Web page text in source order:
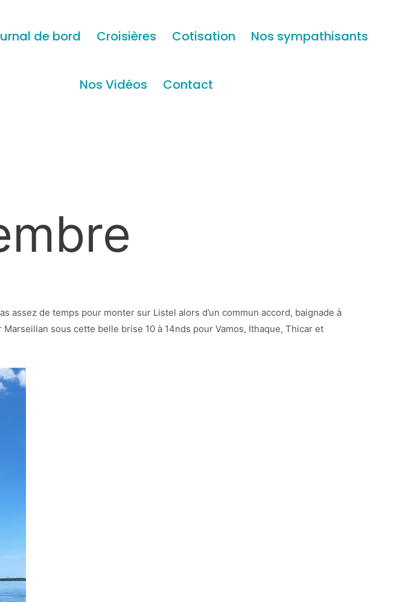
de bord Croisières Cotisation Nos sympathisants
Nos Vidéos Contact
assez de temps pour monter sur Listel alors d’un commun accord, baignade à
sous cette belle brise 10 à 14nds pour Vamos, Ithaque, Thicar et